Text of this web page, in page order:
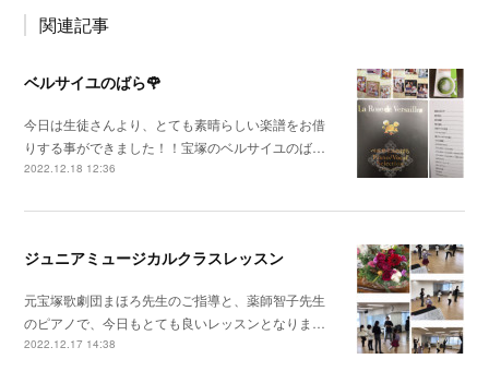
関連記事
ベルサイユのばら🌹
今日は生徒さんより、とても素晴らしい楽譜をお借
りする事ができました！！宝塚のベルサイユのば…
2022.12.18 12:36
ジュニアミュージカルクラスレッスン
元宝塚歌劇団まほろ先生のご指導と、薬師智子先生
のピアノで、今日もとても良いレッスンとなりま…
2022.12.17 14:38